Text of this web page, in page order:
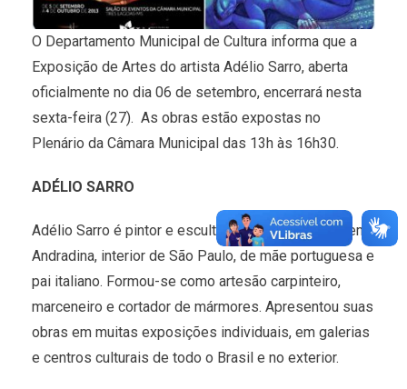
O Departamento Municipal de Cultura informa que a
Exposição de Artes do artista Adélio Sarro, aberta
oficialmente no dia 06 de setembro, encerrará nesta
sexta-feira (27). As obras estão expostas no
Plenário da Câmara Municipal das 13h às 16h30.
ADÉLIO SARRO
Adélio Sarro é pintor e escultor, nascido em 1950 em
Andradina, interior de São Paulo, de mãe portuguesa e
pai italiano. Formou-se como artesão carpinteiro,
marceneiro e cortador de mármores. Apresentou suas
obras em muitas exposições individuais, em galerias
e centros culturais de todo o Brasil e no exterior.